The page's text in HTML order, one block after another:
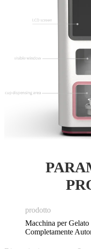
prodotto
Macchina per Gelato
Completamente